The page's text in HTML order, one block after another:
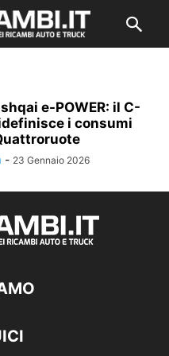
e-POWER: il C-
i consumi
- 23 Gennaio 2026